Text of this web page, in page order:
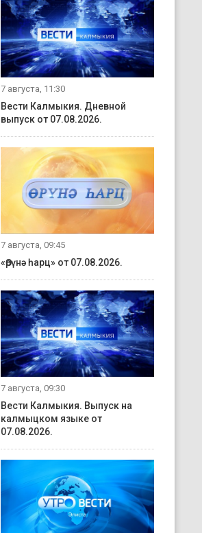
7 августа, 11:30
Вести Калмыкия. Дневной
выпуск от 07.08.2026.
7 августа, 09:45
«Өрүнә һарц» от 07.08.2026.
7 августа, 09:30
Вести Калмыкия. Выпуск на
калмыцком языке от
07.08.2026.